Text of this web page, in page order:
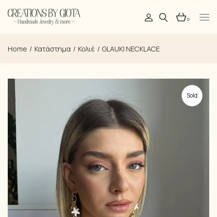
to
the 0
Home Κατάστημα Κολιέ GLAUKI NECKLACE
Sold